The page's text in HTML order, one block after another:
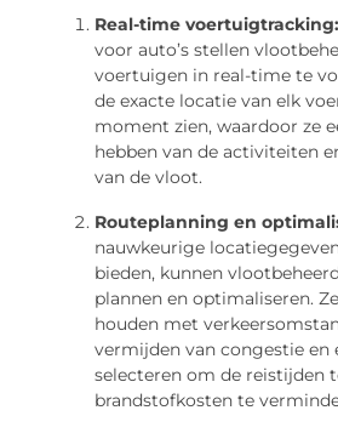
Real-time voertuigtracking:
voor auto’s stellen
voertuigen in real-time te
de exacte locatie van elk
moment zien, waardoor ze
hebben van de activiteiten
van de vloot.
Routeplanning en
nauwkeurige
bieden, kunnen
plannen en optimaliseren.
houden met
vermijden van congestie en
selecteren om de reistijden
brandstofkosten te